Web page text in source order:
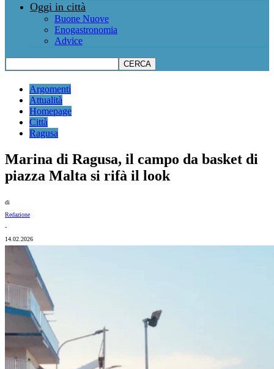
Oggi in città
Buone Nuove
Enogastronomia
Advice
Argomenti
Attualità
Homepage
Città
Ragusa
Marina di Ragusa, il campo da basket di
piazza Malta si rifà il look
di
Redazione
-
14.02.2026